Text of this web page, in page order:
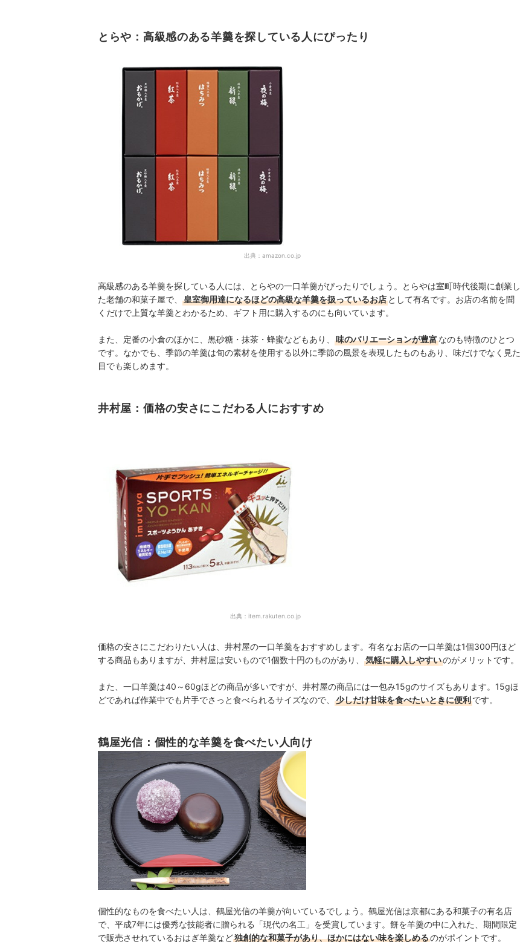
とらや：高級感のある羊羹を探している人にぴったり
出典： amazon.co.jp
高級感のある羊羹を探している人には、とらやの一口羊羹がぴったりでしょう。とらやは室町時代後期に創業し
た老舗の和菓子屋で、
皇室御用達になるほどの高級な羊羹を扱っているお店 として有名です。お店の名前を聞
くだけで上質な羊羹とわかるため、ギフト用に購入するのにも向いています。
また、定番の小倉のほかに、黒砂糖・抹茶・蜂蜜などもあり、 味のバリエーションが豊富なのも特徴のひとつ
です。なかでも、季節の羊羹は旬の素材を使用する以外に季節の風景を表現したものもあり、味だけでなく見た
目でも楽しめます。
井村屋：価格の安さにこだわる人におすすめ
出典： item.rakuten.co.jp
価格の安さにこだわりたい人は、井村屋の一口羊羹をおすすめします。有名なお店の一口羊羹は1個300円ほど
する商品もありますが、井村屋は安いもので1個数十円のものがあり、
気軽に購入しやすいのがメリットです。
また、一口羊羹は40～60gほどの商品が多いですが、井村屋の商品には一包み15gのサイズもあります。15gほ
どであれば作業中でも片手でさっと食べられるサイズなので、
少しだけ甘味を食べたいときに便利です。
鶴屋光信：個性的な羊羹を食べたい人向け
個性的なものを食べたい人は、鶴屋光信の羊羹が向いているでしょう。鶴屋光信は京都にある和菓子の有名店
で、平成7年には優秀な技能者に贈られる「現代の名工」を受賞しています。餅を羊羹の中に入れた、期間限定
で販売させれているおはぎ羊羹など独創的な和菓子があり、ほかにはない味を楽しめるのがポイントです。